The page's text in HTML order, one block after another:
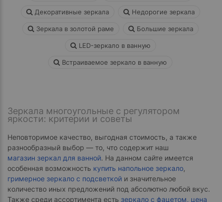
Декоративные зеркала Недорогие зеркала
Зеркала в золотой раме Большие зеркала
LED-зеркало в ванную
Встраиваемое зеркало в ванную
Зеркала многоугольные с регулятором
яркости: критерии и советы
Неповторимое качество, выгодная стоимость, а также
разнообразный выбор — то, что содержит наш
магазин зеркал для ванной. На данном сайте имеется
особенная возможность купить напольное зеркало,
гримерное зеркало с подсветкой и значительное
количество иных предложений под абсолютно любой вкус.
Также среди ассортимента есть зеркало с фацетом, цена